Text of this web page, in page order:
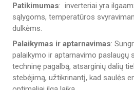
Patikimumas: inverteriai yra
sąlygoms, temperatūros
dulkėms.
Palaikymas ir aptarnavimas:
palaikymo ir aptarnavimo paslaugų
techninę pagalbą, atsarginių dalių
stebėjimą, užtikrinantį, kad saulės